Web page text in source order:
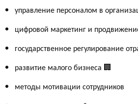
управление персоналом в
цифровой маркетинг и
государственное регулирование
развитие малого бизнеса 🏢
методы мотивации сотрудников